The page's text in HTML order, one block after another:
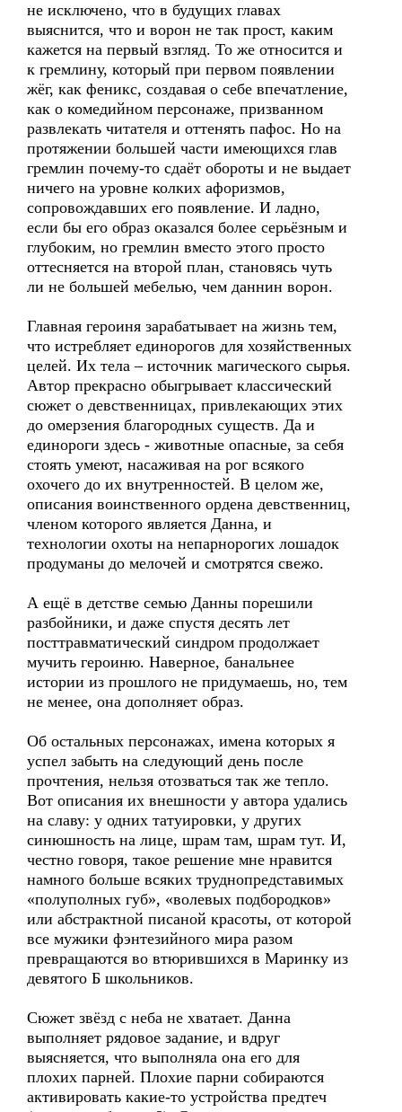
не исключено, что в будущих главах
выяснится, что и ворон не так прост, каким
кажется на первый взгляд. То же относится и
к гремлину, который при первом появлении
жёг, как феникс, создавая о себе впечатление,
как о комедийном персонаже, призванном
развлекать читателя и оттенять пафос. Но на
протяжении большей части имеющихся глав
гремлин почему-то сдаёт обороты и не выдает
ничего на уровне колких афоризмов,
сопровождавших его появление. И ладно,
если бы его образ оказался более серьёзным и
глубоким, но гремлин вместо этого просто
оттесняется на второй план, становясь чуть
ли не большей мебелью, чем даннин ворон.
Главная героиня зарабатывает на жизнь тем,
что истребляет единорогов для хозяйственных
целей. Их тела – источник магического сырья.
Автор прекрасно обыгрывает классический
сюжет о девственницах, привлекающих этих
до омерзения благородных существ. Да и
единороги здесь - животные опасные, за себя
стоять умеют, насаживая на рог всякого
охочего до их внутренностей. В целом же,
описания воинственного ордена девственниц,
членом которого является Данна, и
технологии охоты на непарнорогих лошадок
продуманы до мелочей и смотрятся свежо.
А ещё в детстве семью Данны порешили
разбойники, и даже спустя десять лет
посттравматический синдром продолжает
мучить героиню. Наверное, банальнее
истории из прошлого не придумаешь, но, тем
не менее, она дополняет образ.
Об остальных персонажах, имена которых я
успел забыть на следующий день после
прочтения, нельзя отозваться так же тепло.
Вот описания их внешности у автора удались
на славу: у одних татуировки, у других
синюшность на лице, шрам там, шрам тут. И,
честно говоря, такое решение мне нравится
намного больше всяких труднопредставимых
«полуполных губ», «волевых подбородков»
или абстрактной писаной красоты, от которой
все мужики фэнтезийного мира разом
превращаются во втюрившихся в Маринку из
девятого Б школьников.
Сюжет звёзд с неба не хватает. Данна
выполняет рядовое задание, и вдруг
выясняется, что выполняла она его для
плохих парней. Плохие парни собираются
активировать какие-то устройства предтеч